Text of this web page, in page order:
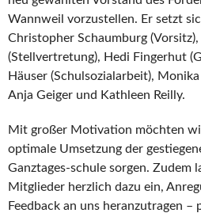
Wannweil vorzustellen. Er setzt
Christopher Schaumburg
(Stellvertretung), Hedi Fingerhut
Häuser (Schulsozialarbeit),
Anja Geiger und Kathleen Reilly.
Mit großer Motivation möchten
optimale Umsetzung der
Ganztages-schule sorgen. Zudem
Mitglieder herzlich dazu ein,
Feedback an uns heranzutragen